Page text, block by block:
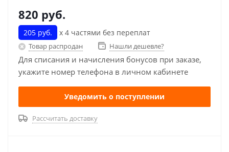
820 руб.
205 руб. х 4 частями без переплат
Товар распродан Нашли дешевле?
Для списания и начисления бонусов при заказе,
укажите номер телефона в личном кабинете
Уведомить о поступлении
Рассчитать доставку